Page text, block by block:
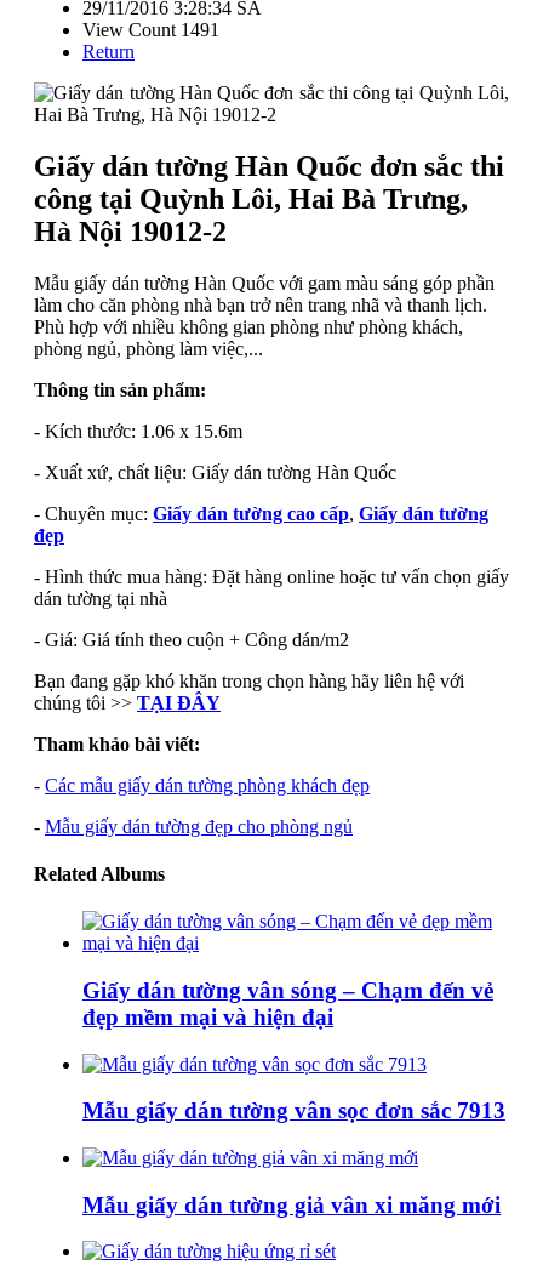
29/11/2016 3:28:34 SA
View Count 1491
Return
Giấy dán tường Hàn Quốc đơn sắc thi
công tại Quỳnh Lôi, Hai Bà Trưng,
Hà Nội 19012-2
Mẫu giấy dán tường Hàn Quốc với gam màu sáng góp phần
làm cho căn phòng nhà bạn trở nên trang nhã và thanh lịch.
Phù hợp với nhiều không gian phòng như phòng khách,
phòng ngủ, phòng làm việc,...
Thông tin sản phẩm:
- Kích thước: 1.06 x 15.6m
- Xuất xứ, chất liệu: Giấy dán tường Hàn Quốc
- Chuyên mục: Giấy dán tường cao cấp, Giấy dán tường
đẹp
- Hình thức mua hàng: Đặt hàng online hoặc tư vấn chọn giấy
dán tường tại nhà
- Giá: Giá tính theo cuộn + Công dán/m2
Bạn đang gặp khó khăn trong chọn hàng hãy liên hệ với
chúng tôi >> TẠI ĐÂY
Tham khảo bài viết:
- Các mẫu giấy dán tường phòng khách đẹp
- Mẫu giấy dán tường đẹp cho phòng ngủ
Related Albums
Giấy dán tường vân sóng – Chạm đến vẻ
đẹp mềm mại và hiện đại
Mẫu giấy dán tường vân sọc đơn sắc 7913
Mẫu giấy dán tường giả vân xi măng mới